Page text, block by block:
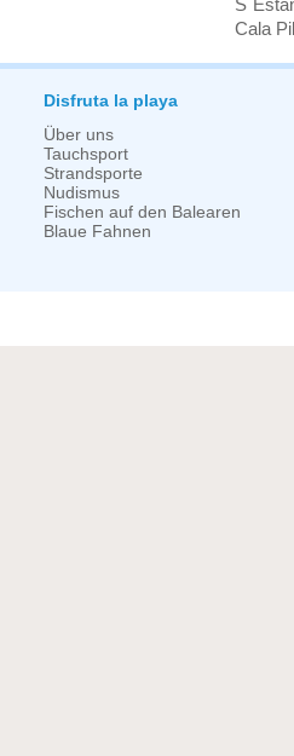
Cala
Disfruta la playa
Über uns
Tauchsport
Strandsporte
Nudismus
Fischen auf den Balearen
Blaue Fahnen